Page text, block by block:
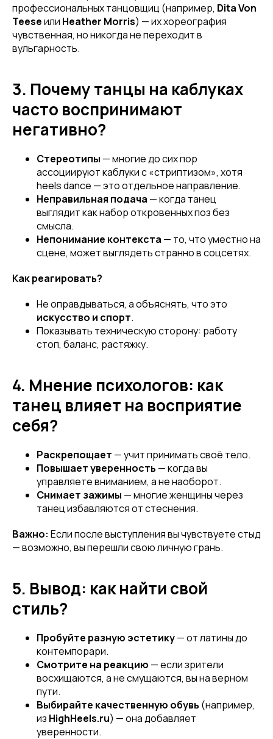
Привет! Дарим тебе -10% на первую
покупку! Подпишись на нашу рассылку
...и узнавай об акциях первой!
профессиональных танцовщиц (например, Dita Von
Teeseили Heather Morris) — их хореография
чувственная, но никогда не переходит в
вульгарность.
3. Почему танцы на каблуках
часто воспринимают
негативно?
Стереотипы — многие до сих пор
ассоциируют каблуки с «стриптизом», хотя
heels dance — это отдельное направление.
Неправильная подача — когда танец
выглядит как набор откровенных поз без
смысла.
Непонимание контекста — то, что уместно на
сцене, может выглядеть странно в соцсетях.
Как реагировать?
Не оправдываться, а объяснять, что это
искусство и спорт.
Показывать техническую сторону: работу
стоп, баланс, растяжку.
4. Мнение психологов: как
танец влияет на восприятие
себя?
Раскрепощает — учит принимать своё тело.
Повышает уверенность — когда вы
управляете вниманием, а не наоборот.
Снимает зажимы — многие женщины через
танец избавляются от стеснения.
Важно: Если после выступления вы чувствуете стыд
— возможно, вы перешли свою личную грань.
5. Вывод: как найти свой
стиль?
Пробуйте разную эстетику— от латины до
контемпорари.
Смотрите на реакцию — если зрители
восхищаются, а не смущаются, вы на верном
пути.
Выбирайте качественную обувь (например,
из HighHeels.ru) — она добавляет
уверенности.